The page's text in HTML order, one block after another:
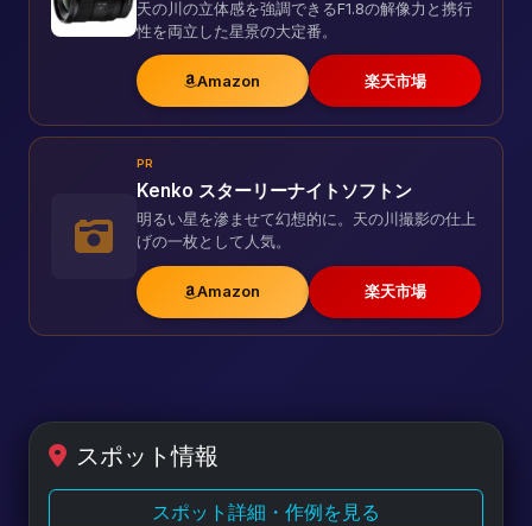
天の川の立体感を強調できるF1.8の解像力と携行
性を両立した星景の大定番。
Amazon 楽天市場
PR
Kenko スターリーナイトソフトン
明るい星を滲ませて幻想的に。天の川撮影の仕上
げの一枚として人気。
Amazon 楽天市場
スポット情報
スポット詳細・作例を見る